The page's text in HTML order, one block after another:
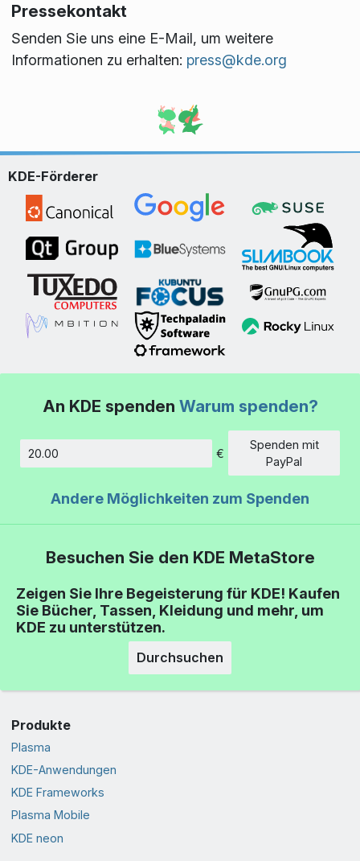
Pressekontakt
Senden Sie uns eine E-Mail, um weitere
Informationen zu erhalten: press@kde.org
KDE-Förderer
An KDE spenden Warum spenden?
€
Spenden mit
PayPal
Andere Möglichkeiten zum Spenden
Besuchen Sie den KDE MetaStore
Zeigen Sie Ihre Begeisterung für KDE! Kaufen
Sie Bücher, Tassen, Kleidung und mehr, um
KDE zu unterstützen.
Durchsuchen
Produkte
Plasma
KDE-Anwendungen
KDE Frameworks
Plasma Mobile
KDE neon